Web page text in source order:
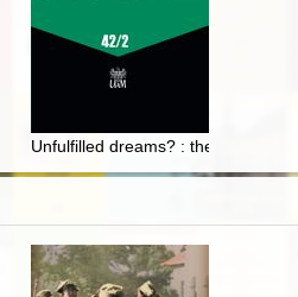
Unfulfilled dreams? : the financial